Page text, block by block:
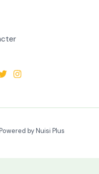
by Nuisi Plus